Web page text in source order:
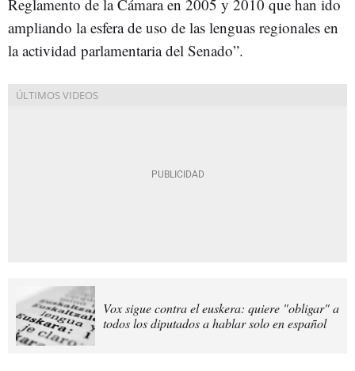
Reglamento de la Cámara en 2005 y 2010 que han ido
ampliando la esfera de uso de las lenguas regionales en
la actividad parlamentaria del Senado”.
Vox sigue contra el euskera: quiere "obligar" a
todos los diputados a hablar solo en español